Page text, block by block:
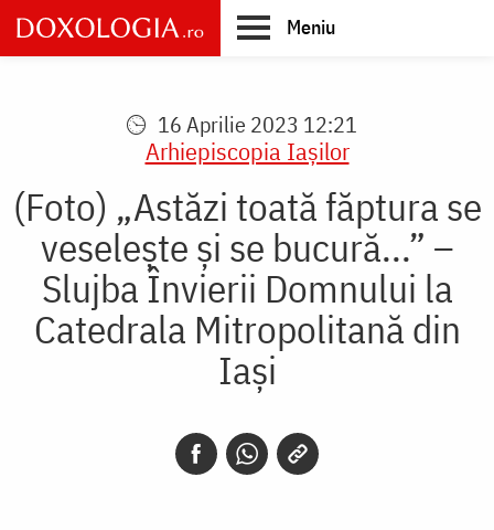
Skip
to
main
Meniu
16 Aprilie 2023 12:21
Arhiepiscopia Iaşilor
(Foto) „Astăzi toată făptura se
veselește și se bucură...” –
Slujba Învierii Domnului la
Catedrala Mitropolitană din
Iași